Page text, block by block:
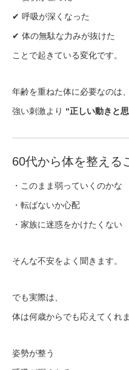
✔ 呼吸が深くなった
✔ 体の無駄な力みが抜けた
ことで起きている変化です。
年齢を重ねた体に必要なのは、
強い刺激より “正しい動きと
60代から体を整える
・このまま弱っていくのかな
・転ばないか心配
・家族に迷惑をかけたくない
そんな不安をよく聞きます。
でも実際は、
体は何歳からでも応えてくれま
姿勢が整う